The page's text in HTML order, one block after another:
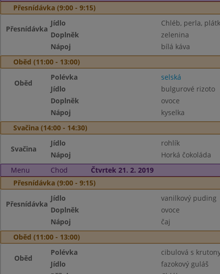
Přesnídávka (9:00 - 9:15)
Přesnídávka
Jídlo
Chléb, perla,
Doplněk
zelenina
Nápoj
bílá káva
Oběd (11:00 - 13:00)
Oběd
Polévka
selská
Jídlo
bulgurové rizoto
Doplněk
ovoce
Nápoj
kyselka
Svačina (14:00 - 14:30)
Svačina
Jídlo
rohlík
Nápoj
Horká čokoláda
Menu
Chod
Čtvrtek 21. 2. 2019
Přesnídávka (9:00 - 9:15)
Přesnídávka
Jídlo
vanilkový puding
Doplněk
ovoce
Nápoj
čaj
Oběd (11:00 - 13:00)
Oběd
Polévka
cibulová s
Jídlo
fazokový guláš